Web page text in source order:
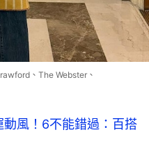
、The Webster、
風！6不能錯過：百搭